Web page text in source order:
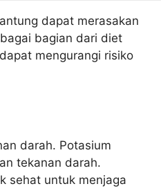
dapat merasakan
bagian dari diet
mengurangi risiko
darah. Potasium
tekanan darah.
sehat untuk menjaga